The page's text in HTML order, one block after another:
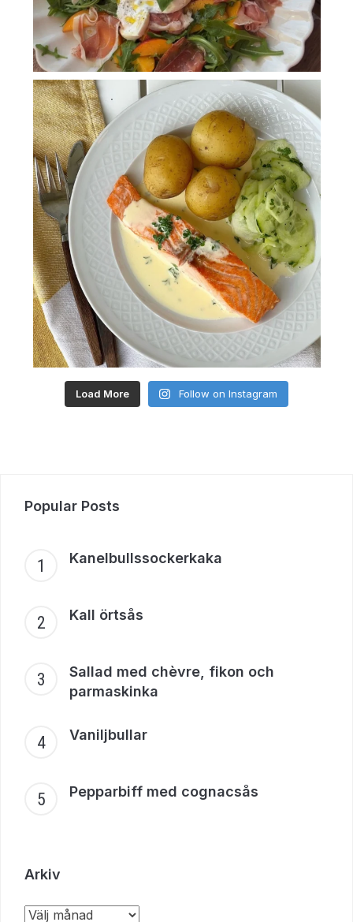
Load More Follow on Instagram
Popular Posts
Kanelbullssockerkaka
Kall örtsås
Sallad med chèvre, fikon och
parmaskinka
Vaniljbullar
Pepparbiff med cognacsås
Arkiv